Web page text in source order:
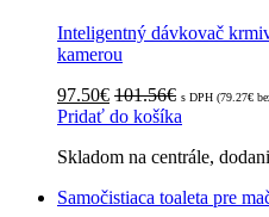
Inteligentný dávkovač
kamerou
97.50€ 101.56€ s DPH (79.27€
Pridať do košíka
Skladom na centrále,
Samočistiaca toaleta pre